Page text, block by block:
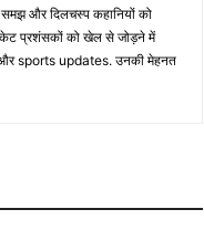
और दिलचस्प कहानियों को
प्रशंसकों को खेल से जोड़ने में
sports updates. उनकी मेहनत